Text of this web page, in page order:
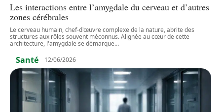
Les interactions entre l’amygdale du cerveau et d’autres
zones cérébrales
Le cerveau humain, chef-d'œuvre complexe de la nature, abrite des
structures aux rôles souvent méconnus. Alignée au cœur de cette
architecture, l'amygdale se démarque…
Santé 12/06/2026